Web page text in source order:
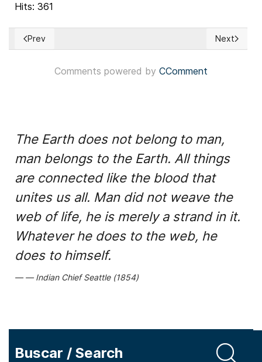
Hits: 361
Previous article: Camerún: Presidente Paul Biya busca
Prev Next
Next
Comments powered by CComment
The Earth does not belong to man,
man belongs to the Earth. All things
are connected like the blood that
unites us all. Man did not weave the
web of life, he is merely a strand in it.
Whatever he does to the web, he
does to himself.
Indian Chief Seattle (1854)
Buscar / Search